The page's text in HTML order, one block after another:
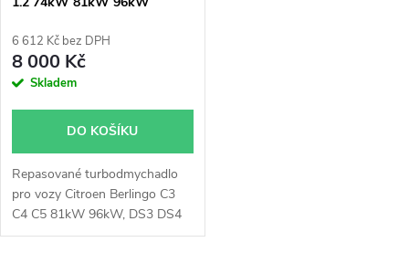
r
o
u
k
p
r
o
d
u
k
6 612 Kč bez DPH
8 000 Kč
Skladem
DO KOŠÍKU
Repasované turbodmychadlo
pro vozy Citroen Berlingo C3
C4 C5 81kW 96kW, DS3 DS4
DS7 74kW 81kW 96kW, Opel